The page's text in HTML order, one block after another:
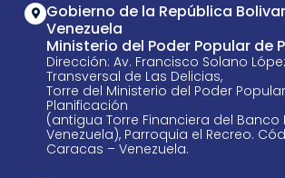
Gobierno de la República
Venezuela
Ministerio del Poder Popular de
Dirección: Av. Francisco Solano
Transversal de Las Delicias,
Torre del Ministerio del Poder
Planificación
(antigua Torre Financiera del Banco
Venezuela), Parroquia el Recreo.
Caracas – Venezuela.